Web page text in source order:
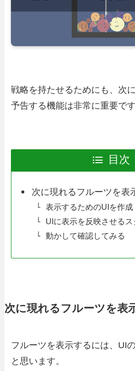
戦略を持たせるためにも、次
予告する機能は非常に重要です
目次
次に現れるフルーツを表
表示するためのUIを作成
UIに表示を反映させるス
動かして確認してみる
次に現れるフルーツを表
フルーツを表示するには、UI
と思います。